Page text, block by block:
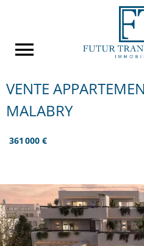
VENTE
MALABRY
361 000 €